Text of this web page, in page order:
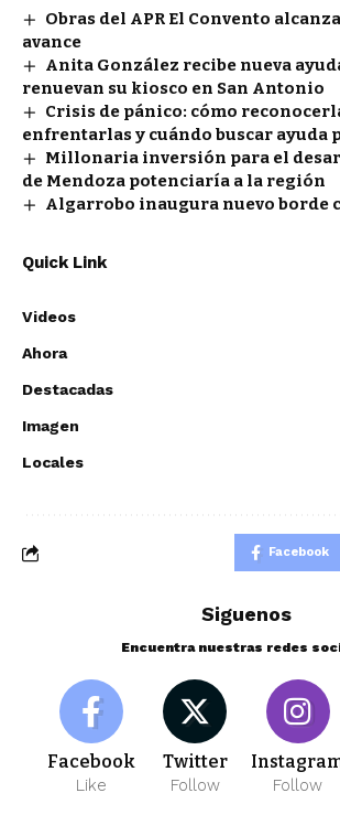
Obras del APR El Convento
avance
Anita González recibe nueva
renuevan su kiosco en San Antonio
Crisis de pánico: cómo
enfrentarlas y cuándo buscar ayuda
Millonaria inversión para el
de Mendoza potenciaría a la región
Algarrobo inaugura nuevo borde
Quick Link
Videos
Ahora
Destacadas
Imagen
Locales
Facebook
Siguenos
Encuentra nuestras redes
Facebook
Like
Twitter
Follow Follow